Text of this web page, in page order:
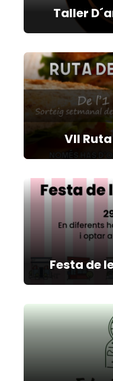
Taller
VII
Festa de